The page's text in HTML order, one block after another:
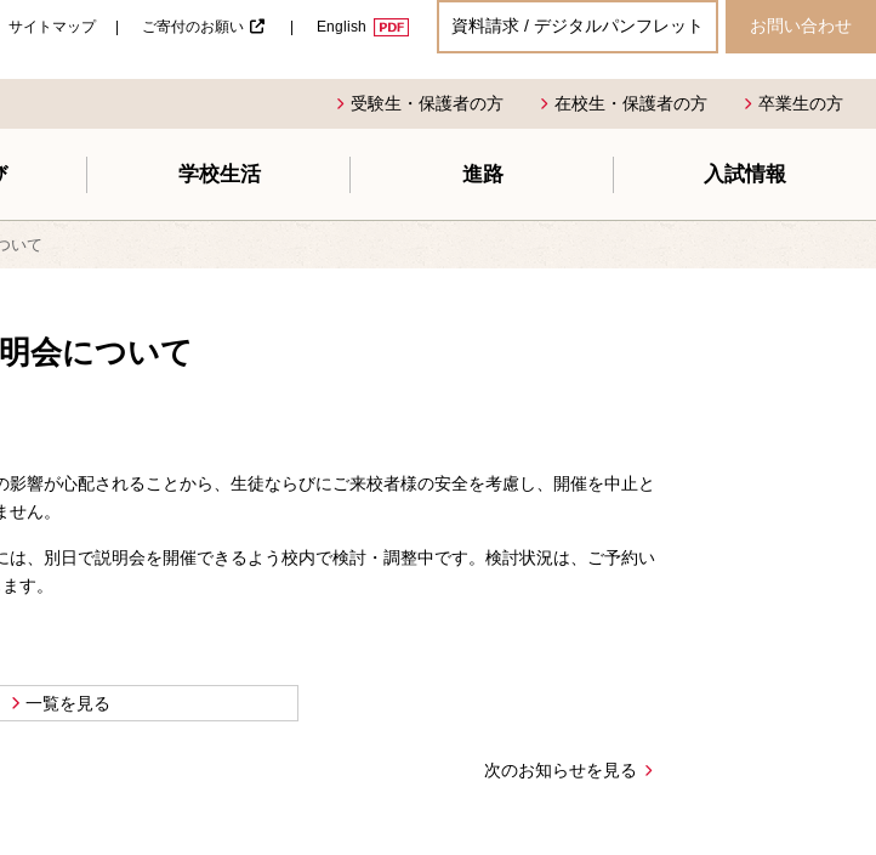
サイトマップ ご寄付のお願い English 資料請求 / デジタルパンフレット お問い合わせ
受験生・保護者の方 在校生・保護者の方 卒業生の方
学校生活 進路 入試情報
いて
会について
響が心配されることから、生徒ならびにご来校者様の安全を考慮し、開催を中止と
ん。
、別日で説明会を開催できるよう校内で検討・調整中です。検討状況は、ご予約い
す。
一覧を見る
次のお知らせを見る